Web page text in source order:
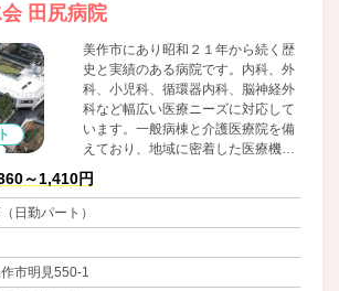
田尻病院
美作市にあり昭和２１年から続く歴
史と実績のある病院です。内科、外
科、小児科、循環器内科、脳神経外
科など幅広い医療ニーズに対応して
います。一般病棟と介護医療院を備
えており、地域に密着した医療機関
として機能しています。職員に対し
てはワークライフバランスに積極的
に取り組んでおり、院内保育所の設
置、可能な限りの希望を取り入れた
さをとても大切にしています。
～1,410円
日勤パート）
市明見550-1